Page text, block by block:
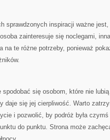
sprawdzonych inspiracji ważne
zainteresuje się noclegami,
na te różne potrzeby, ponieważ
się osobom, które nie
daje się jej cierpliwość. Warto
i pozwolić, by podróż była
do punktu. Strona może